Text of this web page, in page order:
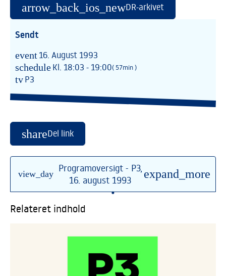
arrow_back_ios_newDR-arkivet
Sendt
event16. August 1993
scheduleKl. 18:03 - 19:00( 57min )
tvP3
shareDel link
view_day Programoversigt - P3,
16. august 1993
expand_more
•
Relateret indhold